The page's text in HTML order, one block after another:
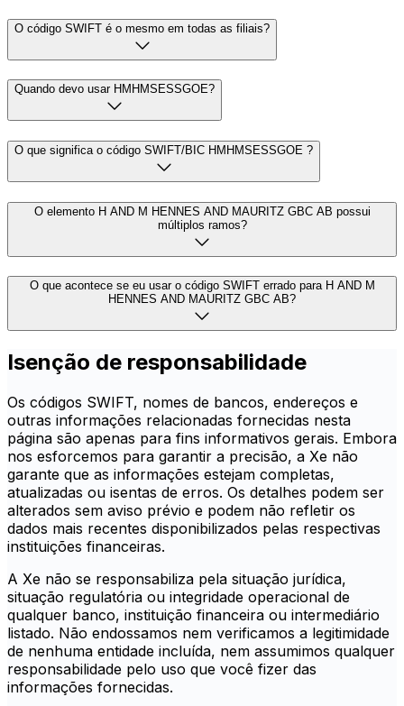
O código SWIFT é o mesmo em todas as filiais?
Quando devo usar HMHMSESSGOE?
O que significa o código SWIFT/BIC HMHMSESSGOE ?
O elemento H AND M HENNES AND MAURITZ GBC AB possui
múltiplos ramos?
O que acontece se eu usar o código SWIFT errado para H AND M
HENNES AND MAURITZ GBC AB?
Isenção de responsabilidade
Os códigos SWIFT, nomes de bancos, endereços e
outras informações relacionadas fornecidas nesta
página são apenas para fins informativos gerais. Embora
nos esforcemos para garantir a precisão, a Xe não
garante que as informações estejam completas,
atualizadas ou isentas de erros. Os detalhes podem ser
alterados sem aviso prévio e podem não refletir os
dados mais recentes disponibilizados pelas respectivas
instituições financeiras.
A Xe não se responsabiliza pela situação jurídica,
situação regulatória ou integridade operacional de
qualquer banco, instituição financeira ou intermediário
listado. Não endossamos nem verificamos a legitimidade
de nenhuma entidade incluída, nem assumimos qualquer
responsabilidade pelo uso que você fizer das
informações fornecidas.